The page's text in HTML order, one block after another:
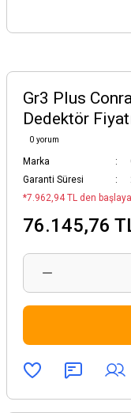
Gr3 Plus
Dedektör
0 yorum
Marka
Garanti Süresi
*7.962,94 TL den
76.145,76